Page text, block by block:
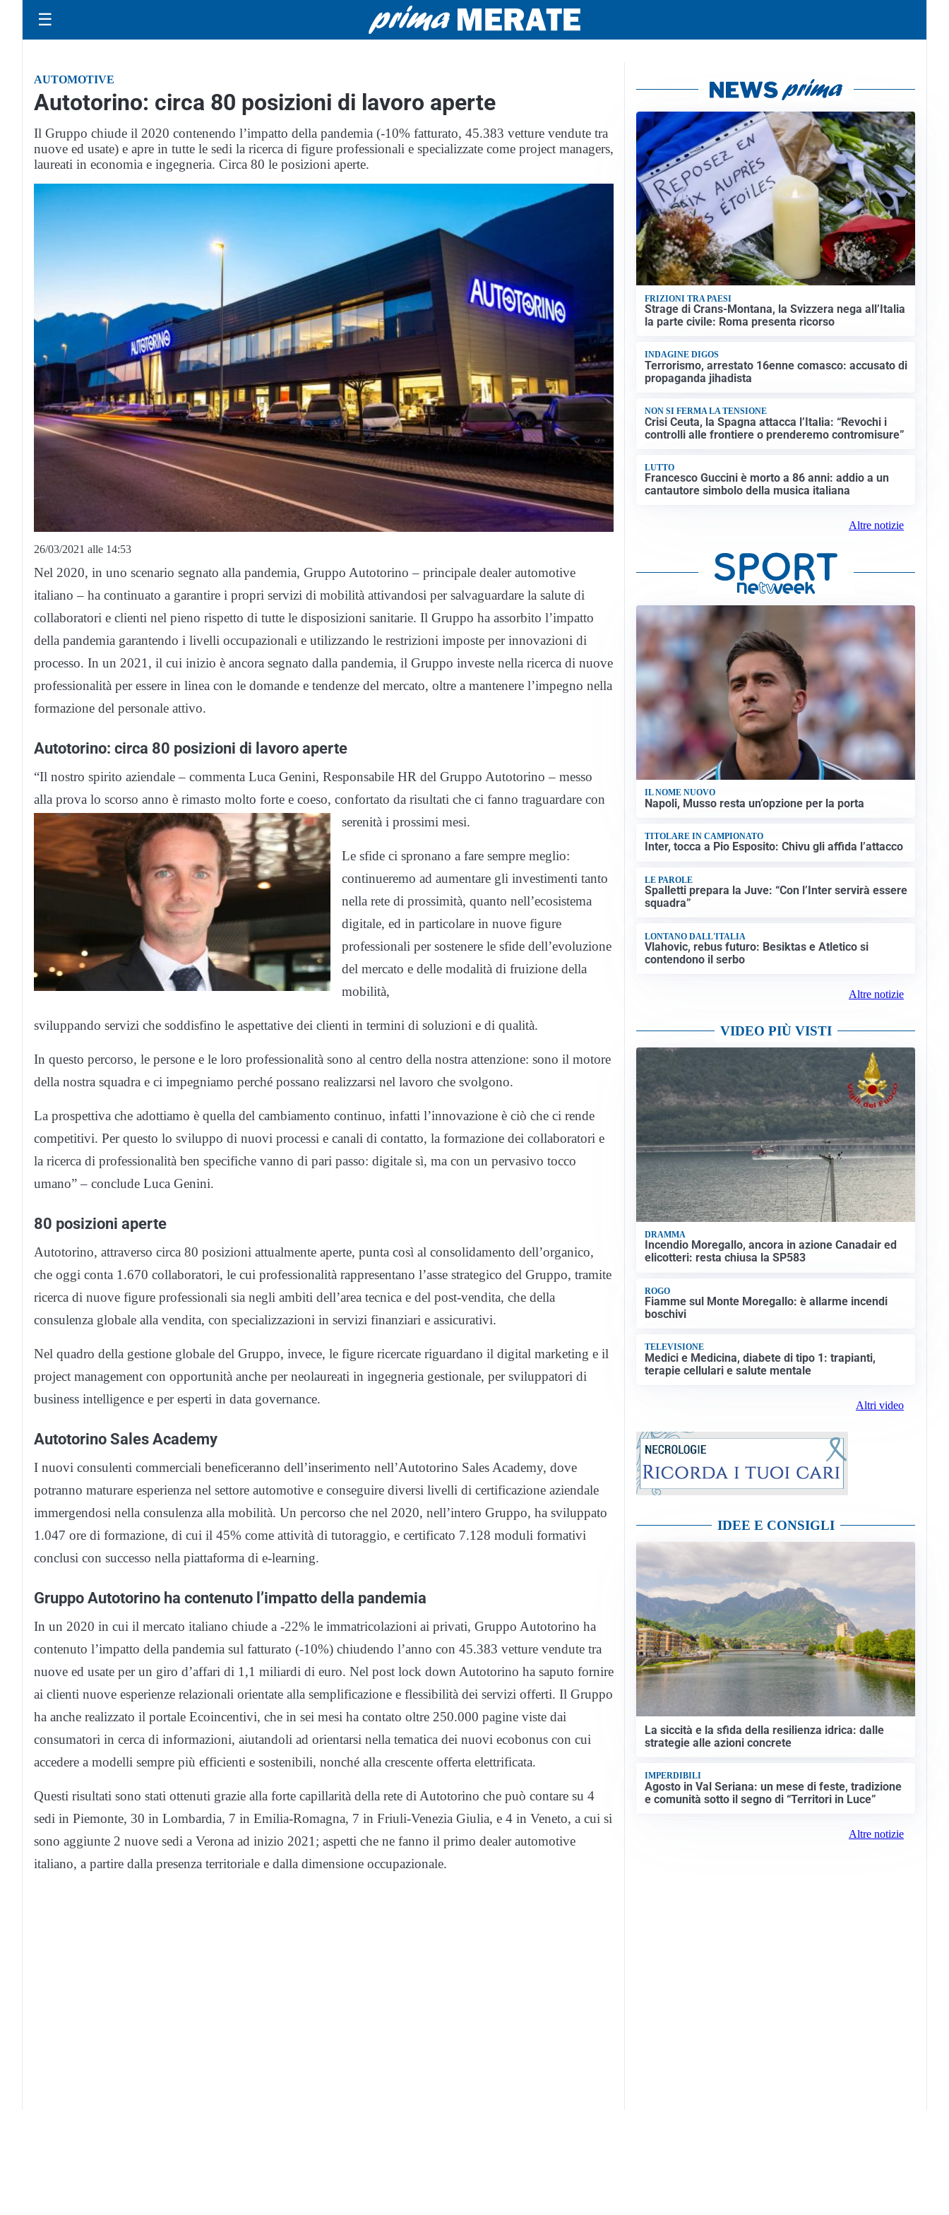
☰
AUTOMOTIVE
Autotorino: circa 80 posizioni di lavoro aperte
Il Gruppo chiude il 2020 contenendo l’impatto della pandemia (-10% fatturato, 45.383 vetture vendute tra
nuove ed usate) e apre in tutte le sedi la ricerca di figure professionali e specializzate come project managers,
laureati in economia e ingegneria. Circa 80 le posizioni aperte.
26/03/2021 alle 14:53
Nel 2020, in uno scenario segnato alla pandemia, Gruppo Autotorino – principale dealer automotive
italiano – ha continuato a garantire i propri servizi di mobilità attivandosi per salvaguardare la salute di
collaboratori e clienti nel pieno rispetto di tutte le disposizioni sanitarie. Il Gruppo ha assorbito l’impatto
della pandemia garantendo i livelli occupazionali e utilizzando le restrizioni imposte per innovazioni di
processo. In un 2021, il cui inizio è ancora segnato dalla pandemia, il Gruppo investe nella ricerca di nuove
professionalità per essere in linea con le domande e tendenze del mercato, oltre a mantenere l’impegno nella
formazione del personale attivo.
Autotorino: circa 80 posizioni di lavoro aperte
“Il nostro spirito aziendale – commenta Luca Genini, Responsabile HR del Gruppo Autotorino – messo
alla prova lo scorso anno è rimasto molto forte e coeso, confortato da risultati che ci fanno traguardare con
serenità i prossimi mesi.
Le sfide ci spronano a fare sempre meglio:
continueremo ad aumentare gli investimenti tanto
nella rete di prossimità, quanto nell’ecosistema
digitale, ed in particolare in nuove figure
professionali per sostenere le sfide dell’evoluzione
del mercato e delle modalità di fruizione della
mobilità,
sviluppando servizi che soddisfino le aspettative dei clienti in termini di soluzioni e di qualità.
In questo percorso, le persone e le loro professionalità sono al centro della nostra attenzione: sono il motore
della nostra squadra e ci impegniamo perché possano realizzarsi nel lavoro che svolgono.
La prospettiva che adottiamo è quella del cambiamento continuo, infatti l’innovazione è ciò che ci rende
competitivi. Per questo lo sviluppo di nuovi processi e canali di contatto, la formazione dei collaboratori e
la ricerca di professionalità ben specifiche vanno di pari passo: digitale sì, ma con un pervasivo tocco
umano” – conclude Luca Genini.
80 posizioni aperte
Autotorino, attraverso circa 80 posizioni attualmente aperte, punta così al consolidamento dell’organico,
che oggi conta 1.670 collaboratori, le cui professionalità rappresentano l’asse strategico del Gruppo, tramite
ricerca di nuove figure professionali sia negli ambiti dell’area tecnica e del post-vendita, che della
consulenza globale alla vendita, con specializzazioni in servizi finanziari e assicurativi.
Nel quadro della gestione globale del Gruppo, invece, le figure ricercate riguardano il digital marketing e il
project management con opportunità anche per neolaureati in ingegneria gestionale, per sviluppatori di
business intelligence e per esperti in data governance.
Autotorino Sales Academy
I nuovi consulenti commerciali beneficeranno dell’inserimento nell’Autotorino Sales Academy, dove
potranno maturare esperienza nel settore automotive e conseguire diversi livelli di certificazione aziendale
immergendosi nella consulenza alla mobilità. Un percorso che nel 2020, nell’intero Gruppo, ha sviluppato
1.047 ore di formazione, di cui il 45% come attività di tutoraggio, e certificato 7.128 moduli formativi
conclusi con successo nella piattaforma di e-learning.
Gruppo Autotorino ha contenuto l’impatto della pandemia
In un 2020 in cui il mercato italiano chiude a -22% le immatricolazioni ai privati, Gruppo Autotorino ha
contenuto l’impatto della pandemia sul fatturato (-10%) chiudendo l’anno con 45.383 vetture vendute tra
nuove ed usate per un giro d’affari di 1,1 miliardi di euro. Nel post lock down Autotorino ha saputo fornire
ai clienti nuove esperienze relazionali orientate alla semplificazione e flessibilità dei servizi offerti. Il Gruppo
ha anche realizzato il portale Ecoincentivi, che in sei mesi ha contato oltre 250.000 pagine viste dai
consumatori in cerca di informazioni, aiutandoli ad orientarsi nella tematica dei nuovi ecobonus con cui
accedere a modelli sempre più efficienti e sostenibili, nonché alla crescente offerta elettrificata.
Questi risultati sono stati ottenuti grazie alla forte capillarità della rete di Autotorino che può contare su 4
sedi in Piemonte, 30 in Lombardia, 7 in Emilia-Romagna, 7 in Friuli-Venezia Giulia, e 4 in Veneto, a cui si
sono aggiunte 2 nuove sedi a Verona ad inizio 2021; aspetti che ne fanno il primo dealer automotive
italiano, a partire dalla presenza territoriale e dalla dimensione occupazionale.
FRIZIONI TRA PAESI
Strage di Crans-Montana, la Svizzera nega all’Italia
la parte civile: Roma presenta ricorso
INDAGINE DIGOS
Terrorismo, arrestato 16enne comasco: accusato di
propaganda jihadista
NON SI FERMA LA TENSIONE
Crisi Ceuta, la Spagna attacca l’Italia: “Revochi i
controlli alle frontiere o prenderemo contromisure”
LUTTO
Francesco Guccini è morto a 86 anni: addio a un
cantautore simbolo della musica italiana
Altre notizie
IL NOME NUOVO
Napoli, Musso resta un’opzione per la porta
TITOLARE IN CAMPIONATO
Inter, tocca a Pio Esposito: Chivu gli affida l’attacco
LE PAROLE
Spalletti prepara la Juve: “Con l’Inter servirà essere
squadra”
LONTANO DALL'ITALIA
Vlahovic, rebus futuro: Besiktas e Atletico si
contendono il serbo
Altre notizie
VIDEO PIÙ VISTI
DRAMMA
Incendio Moregallo, ancora in azione Canadair ed
elicotteri: resta chiusa la SP583
ROGO
Fiamme sul Monte Moregallo: è allarme incendi
boschivi
TELEVISIONE
Medici e Medicina, diabete di tipo 1: trapianti,
terapie cellulari e salute mentale
Altri video
IDEE E CONSIGLI
La siccità e la sfida della resilienza idrica: dalle
strategie alle azioni concrete
IMPERDIBILI
Agosto in Val Seriana: un mese di feste, tradizione
e comunità sotto il segno di “Territori in Luce”
Altre notizie